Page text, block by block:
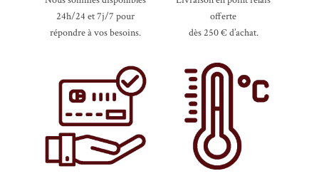
24h/24 et 7j/7 pour
répondre à vos besoins.
offerte
dès 250 € d’achat.